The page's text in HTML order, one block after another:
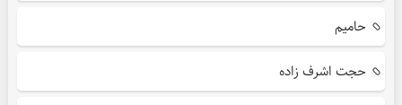
حامیم
حجت اشرف زاده